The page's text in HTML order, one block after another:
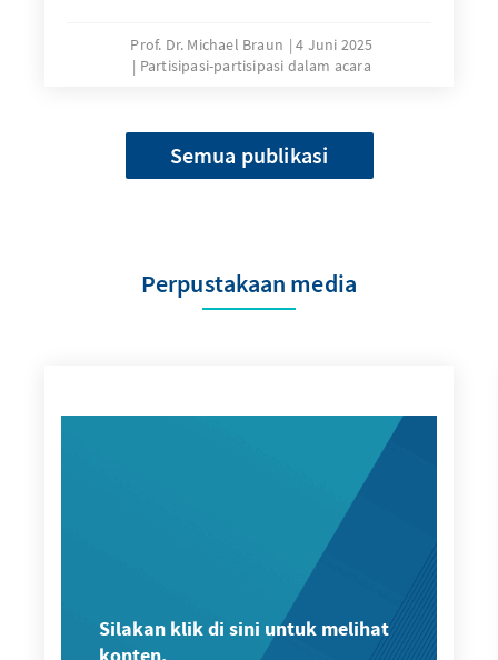
Prof. Dr. Michael Braun
4 Juni 2025
Partisipasi-partisipasi dalam acara
Semua publikasi
Perpustakaan media
Silakan klik di sini untuk melihat